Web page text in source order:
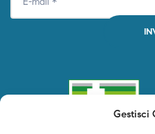
Gestisci